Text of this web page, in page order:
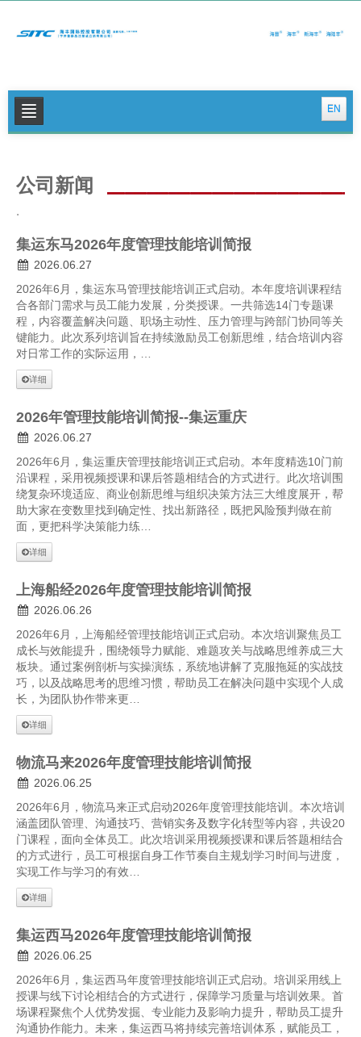
EN
公司新闻
物流特色服务
可持续发展
联系我们
人才招聘
提单条件及条款
公司新闻
.
集运东马2026年度管理技能培训简报
2026.06.27
2026年6月，集运东马管理技能培训正式启动。本年度培训课程结
合各部门需求与员工能力发展，分类授课。一共筛选14门专题课
程，内容覆盖解决问题、职场主动性、压力管理与跨部门协同等关
键能力。此次系列培训旨在持续激励员工创新思维，结合培训内容
对日常工作的实际运用，…
详细
2026年管理技能培训简报--集运重庆
2026.06.27
2026年6月，集运重庆管理技能培训正式启动。本年度精选10门前
沿课程，采用视频授课和课后答题相结合的方式进行。此次培训围
绕复杂环境适应、商业创新思维与组织决策方法三大维度展开，帮
助大家在变数里找到确定性、找出新路径，既把风险预判做在前
面，更把科学决策能力练…
详细
上海船经2026年度管理技能培训简报
2026.06.26
2026年6月，上海船经管理技能培训正式启动。本次培训聚焦员工
成长与效能提升，围绕领导力赋能、难题攻关与战略思维养成三大
板块。通过案例剖析与实操演练，系统地讲解了克服拖延的实战技
巧，以及战略思考的思维习惯，帮助员工在解决问题中实现个人成
长，为团队协作带来更…
详细
物流马来2026年度管理技能培训简报
2026.06.25
2026年6月，物流马来正式启动2026年度管理技能培训。本次培训
涵盖团队管理、沟通技巧、营销实务及数字化转型等内容，共设20
门课程，面向全体员工。此次培训采用视频授课和课后答题相结合
的方式进行，员工可根据自身工作节奏自主规划学习时间与进度，
实现工作与学习的有效…
详细
集运西马2026年度管理技能培训简报
2026.06.25
2026年6月，集运西马年度管理技能培训正式启动。培训采用线上
授课与线下讨论相结合的方式进行，保障学习质量与培训效果。首
场课程聚焦个人优势发掘、专业能力及影响力提升，帮助员工提升
沟通协作能力。未来，集运西马将持续完善培训体系，赋能员工，